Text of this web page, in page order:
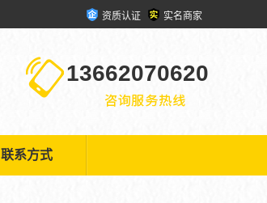
资质认证 实名商家
13662070620
联系方式